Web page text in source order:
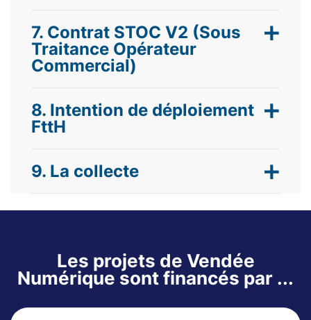
7. Contrat STOC V2 (Sous
Traitance Opérateur
Commercial)
8. Intention de déploiement
FttH
9. La collecte
Les projets de Vendée
Numérique sont financés par ...